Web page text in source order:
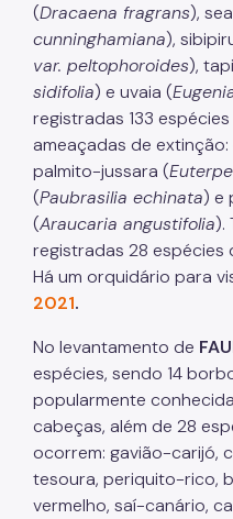
Serviços Ambientais
Educação Ambiental
Programas
Município VerdeAzul
Resíduos Sólidos
Legislação
Biblioteca
(Dracaena fragrans),
cunninghamiana),
var. peltophoroides),
sidifolia) e uvaia (
registradas 133
ameaçadas de
palmito-jussara (
(Paubrasilia echinata) e
(Araucaria angustifolia).
registradas 28 espécies
Há um orquidário para
2021.
No levantamento de
espécies, sendo 14
popularmente
cabeças, além de 28
ocorrem: gavião-carijó,
tesoura, periquito-rico,
vermelho, saí-canário,